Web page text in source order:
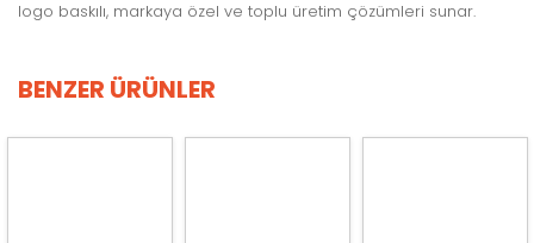
logo baskılı, markaya özel ve toplu üretim çözümleri sunar.
BENZER ÜRÜNLER